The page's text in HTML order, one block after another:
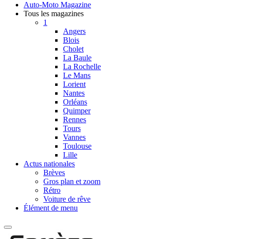
Auto-Moto Magazine
Tous les magazines
1
Angers
Blois
Cholet
La Baule
La Rochelle
Le Mans
Lorient
Nantes
Orléans
Quimper
Rennes
Tours
Vannes
Toulouse
Lille
Actus nationales
Brèves
Gros plan et zoom
Rétro
Voiture de rêve
Élément de menu